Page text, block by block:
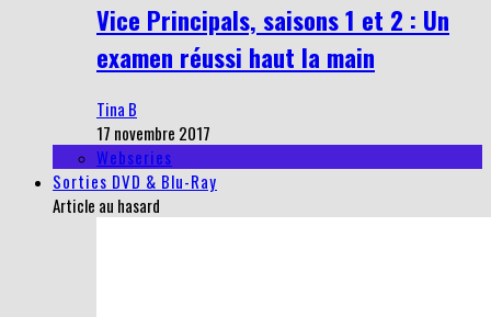
Vice Principals, saisons 1 et 2 : Un
examen réussi haut la main
Tina B
17 novembre 2017
Webseries
Sorties DVD & Blu-Ray
Article au hasard